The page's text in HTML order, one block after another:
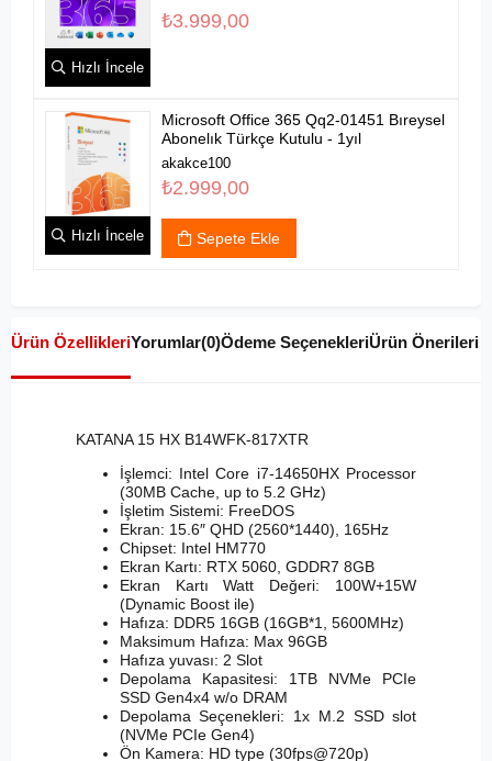
Hızlı İncele
₺3.999,00
Hızlı İncele
Microsoft Office 365 Qq2-01451 Bıreysel
Abonelık Türkçe Kutulu - 1yıl
akakce100
₺2.999,00
Sepete Ekle
Ürün ÖzellikleriYorumlar(0)Ödeme SeçenekleriÜrün Önerileri
KATANA 15 HX B14WFK-817XTR
İşlemci: Intel Core i7-14650HX Processor
(30MB Cache, up to 5.2 GHz)
İşletim Sistemi: FreeDOS
Ekran: 15.6″ QHD (2560*1440), 165Hz
Chipset: Intel HM770
Ekran Kartı: RTX 5060, GDDR7 8GB
Ekran Kartı Watt Değeri: 100W+15W
(Dynamic Boost ile)
Hafıza: DDR5 16GB (16GB*1, 5600MHz)
Maksimum Hafıza: Max 96GB
Hafıza yuvası: 2 Slot
Depolama Kapasitesi: 1TB NVMe PCIe
SSD Gen4x4 w/o DRAM
Depolama Seçenekleri: 1x M.2 SSD slot
(NVMe PCIe Gen4)
Ön Kamera: HD type (30fps@720p)